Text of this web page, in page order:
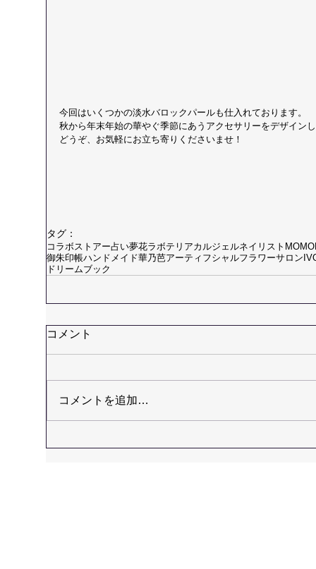
今回はいくつかの淡水バロックパールも仕入れております。
秋から年末年始の華やぐ季節にあうアクセサリーをデザイン
どうぞ、お気軽にお立ち寄りくださいませ！
タグ：
コラボストアー占い夢花ラボテリアカルジェルネイリスト
御朱印帳ハンドメイド華乃芭アーティフシャルフラワーサロン
ドリームブック
コメント
コメントを追加…